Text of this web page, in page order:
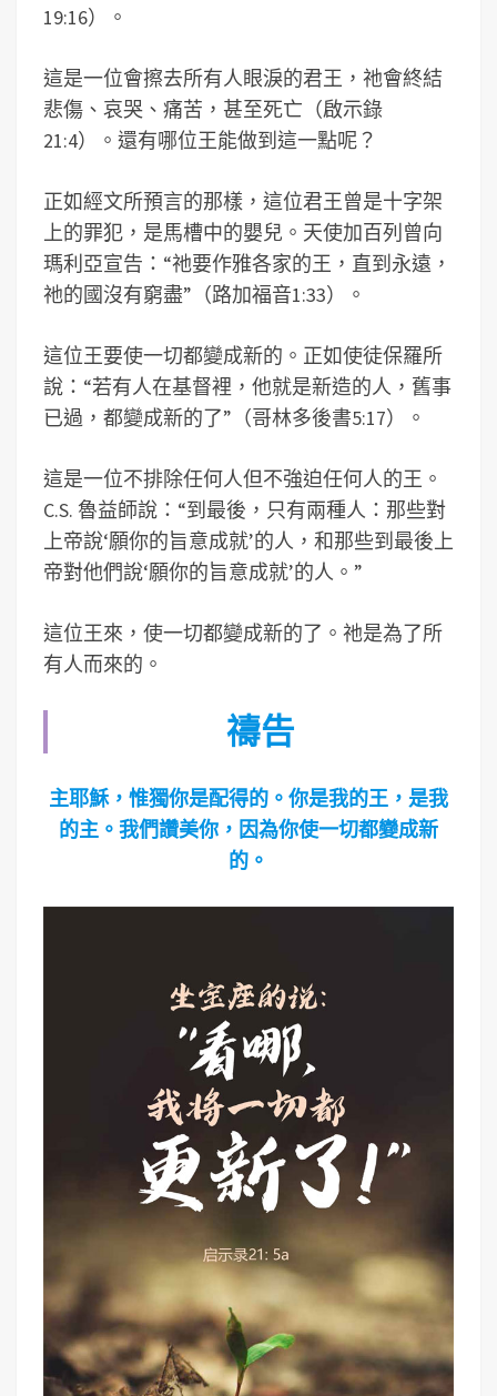
19:16）。
這是一位會擦去所有人眼淚的君王，祂會終結
悲傷、哀哭、痛苦，甚至死亡（啟示錄
21:4）。還有哪位王能做到這一點呢？
正如經文所預言的那樣，這位君王曾是十字架
上的罪犯，是馬槽中的嬰兒。天使加百列曾向
瑪利亞宣告：“祂要作雅各家的王，直到永遠，
祂的國沒有窮盡”（路加福音1:33）。
這位王要使一切都變成新的。正如使徒保羅所
說：“若有人在基督裡，他就是新造的人，舊事
已過，都變成新的了”（哥林多後書5:17）。
這是一位不排除任何人但不強迫任何人的王。
C.S. 魯益師說：“到最後，只有兩種人：那些對
上帝說‘願你的旨意成就’的人，和那些到最後上
帝對他們說‘願你的旨意成就’的人。”
這位王來，使一切都變成新的了。祂是為了所
有人而來的。
禱告
主耶穌，惟獨你是配得的。你是我的王，是我
的主。我們讚美你，因為你使一切都變成新
的。